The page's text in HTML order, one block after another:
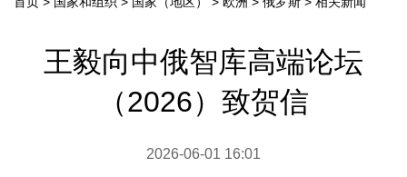
王毅向中俄智库高端论坛
（2026）致贺信
2026-06-01 16:01